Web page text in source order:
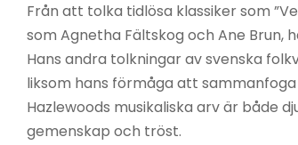
Från att tolka tidlösa klassiker som
som Agnetha Fältskog och Ane Brun,
Hans andra tolkningar av svenska
liksom hans förmåga att
Hazlewoods musikaliska arv är både
gemenskap och tröst.